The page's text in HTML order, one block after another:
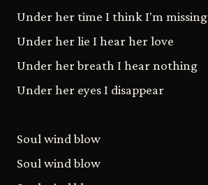
Under her time I think I'm missing
Under her lie I hear her love
Under her breath I hear nothing
Under her eyes I disappear
Soul wind blow
Soul wind blow